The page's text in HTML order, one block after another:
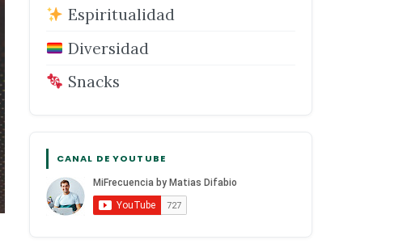
Espiritualidad
Diversidad
Snacks
CANAL DE YOUTUBE